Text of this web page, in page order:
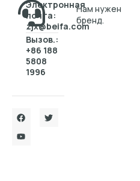
Электронная
почта:
zjx@beifa.com
Вызов.:
+86 188
5808
1996
Нам нужен
бренд.